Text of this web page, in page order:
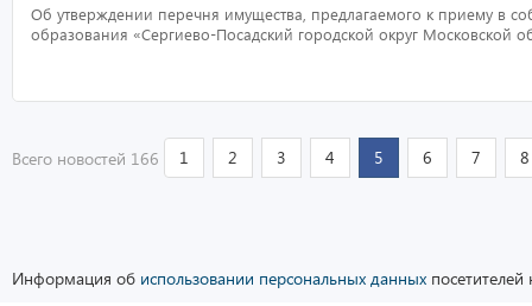
Об утверждении перечня имущества, предлагаемого к приему в
образования «Сергиево-Посадский городской округ Московской
Всего новостей 166 1 2 3 4 5 6 7 8
Информация об использовании персональных данных посетителей